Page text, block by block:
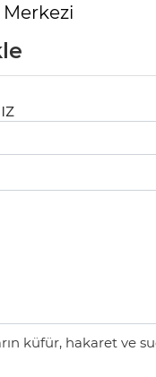
küfür, hakaret ve